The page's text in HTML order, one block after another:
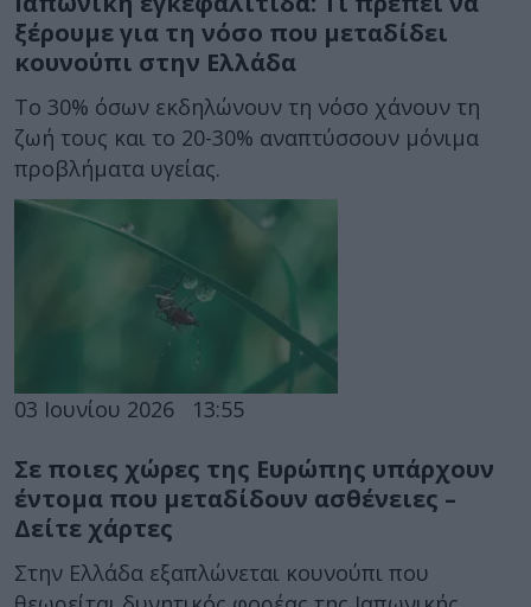
ξέρουμε για τη νόσο που μεταδίδει
κουνούπι στην Ελλάδα
Το 30% όσων εκδηλώνουν τη νόσο χάνουν τη
ζωή τους και το 20-30% αναπτύσσουν μόνιμα
προβλήματα υγείας.
03 Ιουνίου 2026 13:55
Σε ποιες χώρες της Ευρώπης υπάρχουν
έντομα που μεταδίδουν ασθένειες –
Δείτε χάρτες
Στην Ελλάδα εξαπλώνεται κουνούπι που